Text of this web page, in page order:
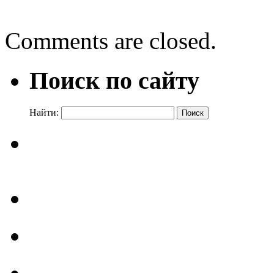
Comments are closed.
Поиск по сайту
Найти: